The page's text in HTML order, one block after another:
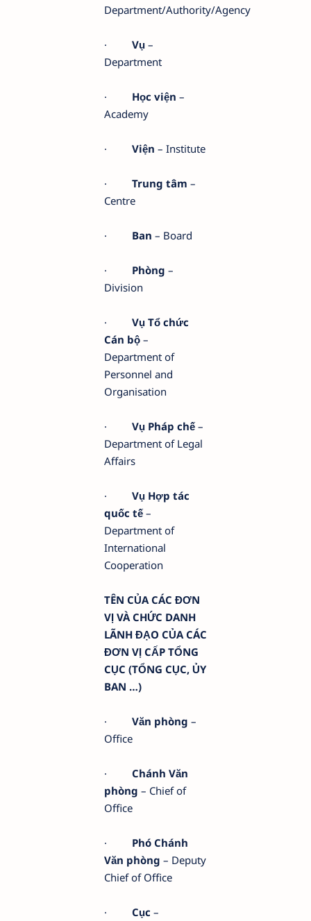
Department/Authority/Agency
· Vụ –
Department
· Học viện –
Academy
· Viện – Institute
· Trung tâm –
Centre
· Ban – Board
· Phòng –
Division
· Vụ Tổ chức
Cán bộ –
Department of
Personnel and
Organisation
· Vụ Pháp chế –
Department of Legal
Affairs
· Vụ Hợp tác
quốc tế –
Department of
International
Cooperation
TÊN CỦA CÁC ĐƠN
VỊ VÀ CHỨC DANH
LÃNH ĐẠO CỦA CÁC
ĐƠN VỊ CẤP TỔNG
CỤC (TỔNG CỤC, ỦY
BAN …)
· Văn phòng –
Office
· Chánh Văn
phòng – Chief of
Office
· Phó Chánh
Văn phòng – Deputy
Chief of Office
· Cục –